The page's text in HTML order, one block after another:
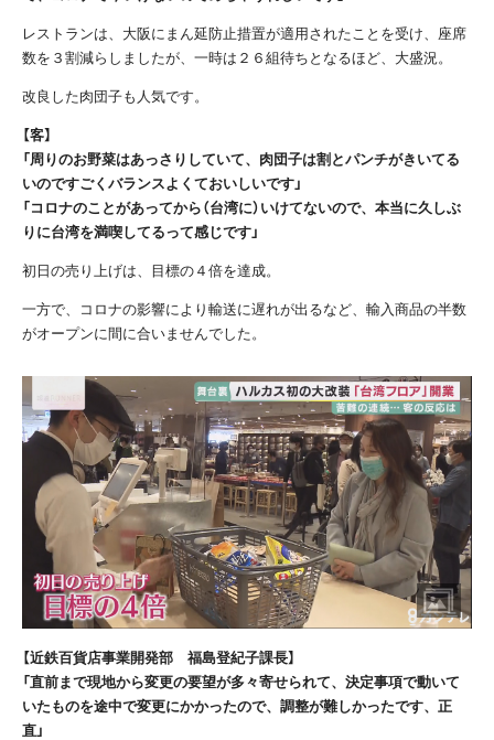
レストランは、大阪にまん延防止措置が適用されたことを受け、座席
数を３割減らしましたが、一時は２６組待ちとなるほど、大盛況。
改良した肉団子も人気です。
【客】
「周りのお野菜はあっさりしていて、肉団子は割とパンチがきいてる
いのですごくバランスよくておいしいです」
「コロナのことがあってから（台湾に）いけてないので、本当に久しぶ
りに台湾を満喫してるって感じです」
初日の売り上げは、目標の４倍を達成。
一方で、コロナの影響により輸送に遅れが出るなど、輸入商品の半数
がオープンに間に合いませんでした。
【近鉄百貨店事業開発部 福島登紀子課長】
「直前まで現地から変更の要望が多々寄せられて、決定事項で動いて
いたものを途中で変更にかかったので、調整が難しかったです、正
直」